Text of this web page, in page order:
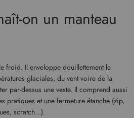
on un manteau
froid. Il enveloppe douillettement le
glaciales, du vent voire de la
par-dessus une veste. Il comprend aussi
pratiques et une fermeture étanche (zip,
scratch...).